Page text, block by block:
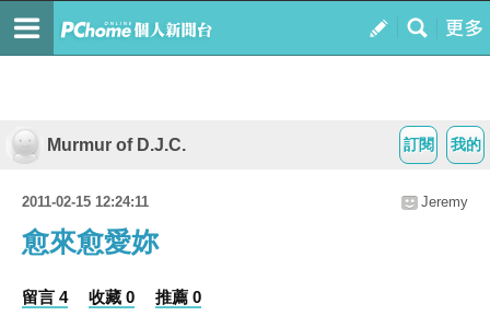
我的
訂閱
Murmur of D.J.C.
2011-02-15 12:24:11 Jeremy
愈來愈愛妳
留言 4 收藏 0 推薦 0